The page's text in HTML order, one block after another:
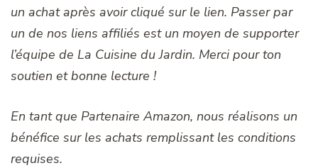
un achat après avoir cliqué sur le lien. Passer par
un de nos liens affiliés est un moyen de supporter
l’équipe de La Cuisine du Jardin. Merci pour ton
soutien et bonne lecture !
En tant que Partenaire Amazon, nous réalisons un
bénéfice sur les achats remplissant les conditions
requises.